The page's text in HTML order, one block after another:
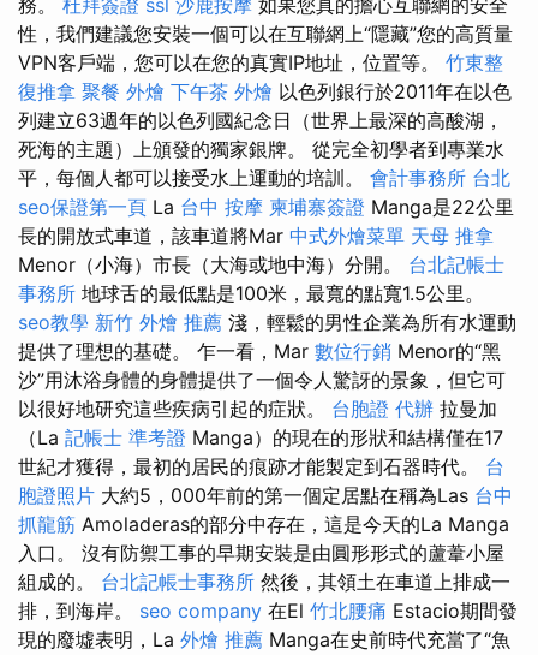
務。 杜拜簽證 ssl 沙鹿按摩 如果您真的擔心互聯網的安全
性，我們建議您安裝一個可以在互聯網上“隱藏”您的高質量
VPN客戶端，您可以在您的真實IP地址，位置等。 竹東整
復推拿 聚餐 外燴 下午茶 外燴 以色列銀行於2011年在以色
列建立63週年的以色列國紀念日（世界上最深的高酸湖，
死海的主題）上頒發的獨家銀牌。 從完全初學者到專業水
平，每個人都可以接受水上運動的培訓。 會計事務所 台北
seo保證第一頁 La 台中 按摩 柬埔寨簽證 Manga是22公里
長的開放式車道，該車道將Mar 中式外燴菜單 天母 推拿
Menor（小海）市長（大海或地中海）分開。 台北記帳士
事務所 地球舌的最低點是100米，最寬的點寬1.5公里。
seo教學 新竹 外燴 推薦 淺，輕鬆的男性企業為所有水運動
提供了理想的基礎。 乍一看，Mar 數位行銷 Menor的“黑
沙”用沐浴身體的身體提供了一個令人驚訝的景象，但它可
以很好地研究這些疾病引起的症狀。 台胞證 代辦 拉曼加
（La 記帳士 準考證 Manga）的現在的形狀和結構僅在17
世紀才獲得，最初的居民的痕跡才能製定到石器時代。 台
胞證照片 大約5，000年前的第一個定居點在稱為Las 台中
抓龍筋 Amoladeras的部分中存在，這是今天的La Manga
入口。 沒有防禦工事的早期安裝是由圓形形式的蘆葦小屋
組成的。 台北記帳士事務所 然後，其領土在車道上排成一
排，到海岸。 seo company 在El 竹北腰痛 Estacio期間發
現的廢墟表明，La 外燴 推薦 Manga在史前時代充當了“魚